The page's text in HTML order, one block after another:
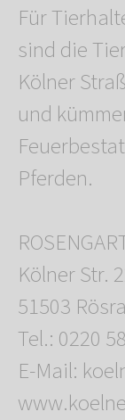
Für
sind die
Kölner
und
Pferden.
Kölner Str.
51503
Tel.: 0220
E-Mail: